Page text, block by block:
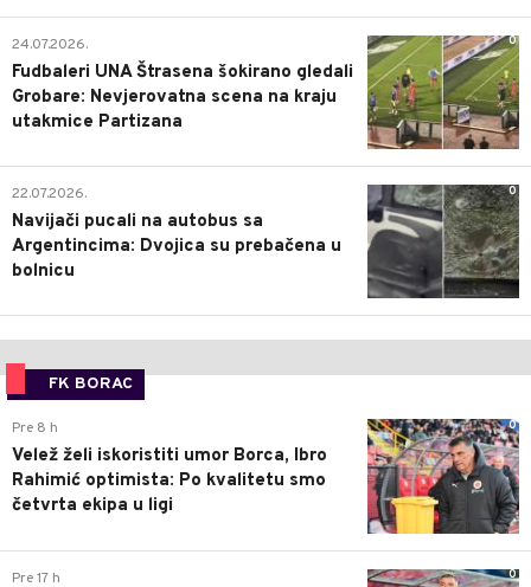
0
24.07.2026.
Fudbaleri UNA Štrasena šokirano gledali
Grobare: Nevjerovatna scena na kraju
utakmice Partizana
0
22.07.2026.
Navijači pucali na autobus sa
Argentincima: Dvojica su prebačena u
bolnicu
FK BORAC
0
Pre 8 h
Velež želi iskoristiti umor Borca, Ibro
Rahimić optimista: Po kvalitetu smo
četvrta ekipa u ligi
0
Pre 17 h